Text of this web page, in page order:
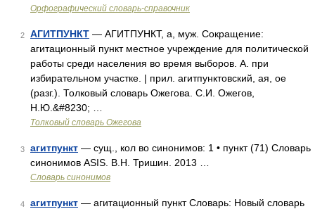
Орфографический словарь-справочник
2 АГИТПУНКТ — АГИТПУНКТ, а, муж. Сокращение:
агитационный пункт местное учреждение для политической
работы среди населения во время выборов. А. при
избирательном участке. | прил. агитпунктовский, ая, ое
(разг.). Толковый словарь Ожегова. С.И. Ожегов,
Н.Ю.&#8230; …
Толковый словарь Ожегова
3 агитпункт — сущ., кол во синонимов: 1 • пункт (71) Словарь
синонимов ASIS. В.Н. Тришин. 2013 …
Словарь синонимов
4 агитпункт — агитационный пункт Словарь: Новый словарь